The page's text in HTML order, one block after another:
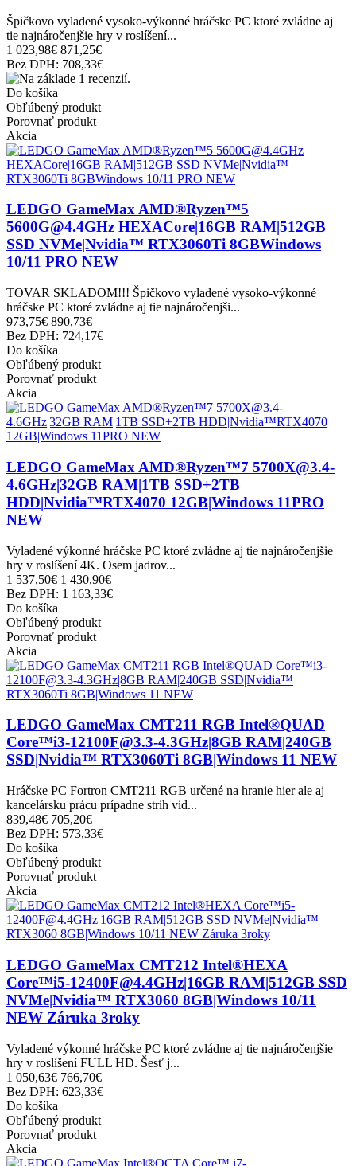
Špičkovo vyladené vysoko-výkonné hráčske PC ktoré zvládne aj
tie najnáročenjšie hry v roslíšení...
1 023,98€ 871,25€
Bez DPH: 708,33€
Do košíka
Obľúbený produkt
Porovnať produkt
Akcia
LEDGO GameMax AMD®Ryzen™5
5600G@4.4GHz HEXACore|16GB RAM|512GB
SSD NVMe|Nvidia™ RTX3060Ti 8GBWindows
10/11 PRO NEW
TOVAR SKLADOM!!! Špičkovo vyladené vysoko-výkonné
hráčske PC ktoré zvládne aj tie najnáročenjši...
973,75€ 890,73€
Bez DPH: 724,17€
Do košíka
Obľúbený produkt
Porovnať produkt
Akcia
LEDGO GameMax AMD®Ryzen™7 5700X@3.4-
4.6GHz|32GB RAM|1TB SSD+2TB
HDD|Nvidia™RTX4070 12GB|Windows 11PRO
NEW
Vyladené výkonné hráčske PC ktoré zvládne aj tie najnáročenjšie
hry v roslíšení 4K. Osem jadrov...
1 537,50€ 1 430,90€
Bez DPH: 1 163,33€
Do košíka
Obľúbený produkt
Porovnať produkt
Akcia
LEDGO GameMax CMT211 RGB Intel®QUAD
Core™i3-12100F@3.3-4.3GHz|8GB RAM|240GB
SSD|Nvidia™ RTX3060Ti 8GB|Windows 11 NEW
Hráčske PC Fortron CMT211 RGB určené na hranie hier ale aj
kancelársku prácu prípadne strih vid...
839,48€ 705,20€
Bez DPH: 573,33€
Do košíka
Obľúbený produkt
Porovnať produkt
Akcia
LEDGO GameMax CMT212 Intel®HEXA
Core™i5-12400F@4.4GHz|16GB RAM|512GB SSD
NVMe|Nvidia™ RTX3060 8GB|Windows 10/11
NEW Záruka 3roky
Vyladené výkonné hráčske PC ktoré zvládne aj tie najnáročenjšie
hry v roslíšení FULL HD. Šesť j...
1 050,63€ 766,70€
Bez DPH: 623,33€
Do košíka
Obľúbený produkt
Porovnať produkt
Akcia